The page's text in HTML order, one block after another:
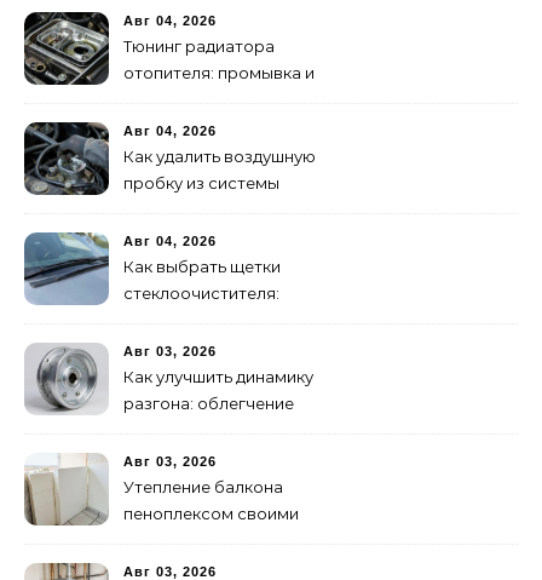
инструкция
Авг 04, 2026
Тюнинг радиатора
отопителя: промывка и
Авг 04, 2026
Как удалить воздушную
пробку из системы
Авг 04, 2026
Как выбрать щетки
стеклоочистителя:
гибридные
Авг 03, 2026
Как улучшить динамику
разгона: облегчение
Авг 03, 2026
Утепление балкона
пеноплексом своими
инструкция
Авг 03, 2026